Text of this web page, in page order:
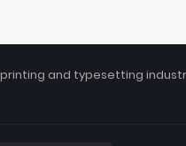
and typesetting